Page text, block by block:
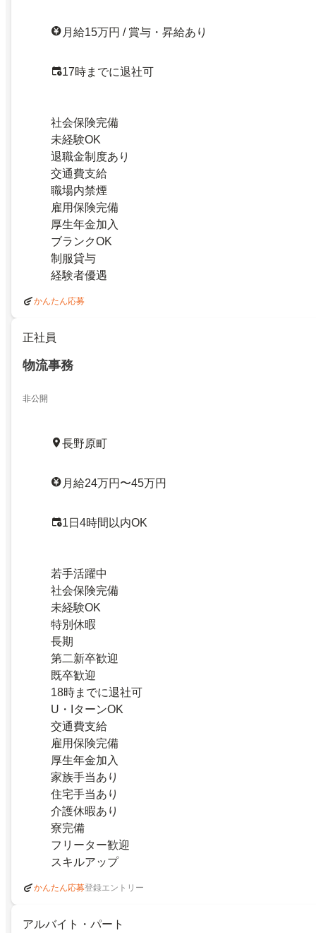
月給15万円 / 賞与・昇給あり
17時までに退社可
社会保険完備
未経験OK
退職金制度あり
交通費支給
職場内禁煙
雇用保険完備
厚生年金加入
ブランクOK
制服貸与
経験者優遇
かんたん応募
正社員
物流事務
非公開
長野原町
月給24万円〜45万円
1日4時間以内OK
若手活躍中
社会保険完備
未経験OK
特別休暇
長期
第二新卒歓迎
既卒歓迎
18時までに退社可
U・IターンOK
交通費支給
雇用保険完備
厚生年金加入
家族手当あり
住宅手当あり
介護休暇あり
寮完備
フリーター歓迎
スキルアップ
かんたん応募登録エントリー
アルバイト・パート